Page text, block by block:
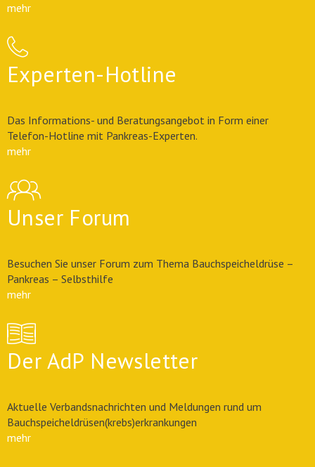
mehr
Experten-Hotline
Das Informations- und Beratungsangebot in Form einer
Telefon-Hotline mit Pankreas-Experten.
mehr
Unser Forum
Besuchen Sie unser Forum zum Thema Bauchspeicheldrüse –
Pankreas – Selbsthilfe
mehr
Der AdP Newsletter
Aktuelle Verbandsnachrichten und Meldungen rund um
Bauchspeicheldrüsen(krebs)erkrankungen
mehr